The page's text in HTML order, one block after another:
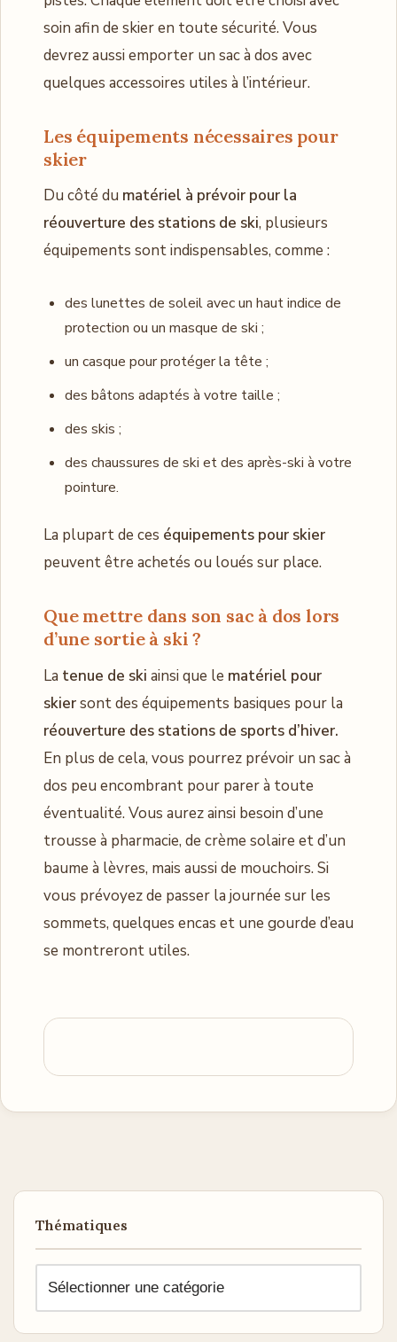
soin afin de skier en toute sécurité. Vous
devrez aussi emporter un sac à dos avec
quelques accessoires utiles à l’intérieur.
Les équipements nécessaires pour
skier
Du côté du matériel à prévoir pour la
réouverture des stations de ski, plusieurs
équipements sont indispensables, comme :
des lunettes de soleil avec un haut indice de
protection ou un masque de ski ;
un casque pour protéger la tête ;
des bâtons adaptés à votre taille ;
des skis ;
des chaussures de ski et des après-ski à votre
pointure.
La plupart de ces équipements pour skier
peuvent être achetés ou loués sur place.
Que mettre dans son sac à dos lors
d’une sortie à ski ?
La tenue de ski ainsi que le matériel pour
skiersont des équipements basiques pour la
réouverture des stations de sports d’hiver.
En plus de cela, vous pourrez prévoir un sac à
dos peu encombrant pour parer à toute
éventualité. Vous aurez ainsi besoin d’une
trousse à pharmacie, de crème solaire et d’un
baume à lèvres, mais aussi de mouchoirs. Si
vous prévoyez de passer la journée sur les
sommets, quelques encas et une gourde d’eau
se montreront utiles.
Thématiques